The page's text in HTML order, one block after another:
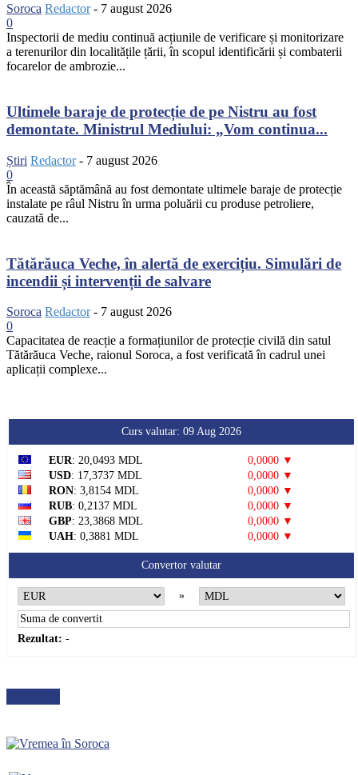
Soroca Redactor - 7 august 2026
0
Inspectorii de mediu continuă acțiunile de verificare și monitorizare
a terenurilor din localitățile țării, în scopul identificării și combaterii
focarelor de ambrozie...
Ultimele baraje de protecție de pe Nistru au fost
demontate. Ministrul Mediului: „Vom continua...
Știri Redactor - 7 august 2026
0
În această săptămână au fost demontate ultimele baraje de protecție
instalate pe râul Nistru în urma poluării cu produse petroliere,
cauzată de...
Tătărăuca Veche, în alertă de exercițiu. Simulări de
incendii și intervenții de salvare
Soroca Redactor - 7 august 2026
0
Capacitatea de reacție a formațiunilor de protecție civilă din satul
Tătărăuca Veche, raionul Soroca, a fost verificată în cadrul unei
aplicații complexe...
Curs valutar: 09 Aug 2026
EUR: 20,0493 MDL
0,0000 ▼
USD: 17,3737 MDL
0,0000 ▼
RON: 3,8154 MDL
0,0000 ▼
RUB: 0,2137 MDL
0,0000 ▼
GBP: 23,3868 MDL
0,0000 ▼
UAH: 0,3881 MDL 0,0000 ▼
Convertor valutar
»
Rezultat: -